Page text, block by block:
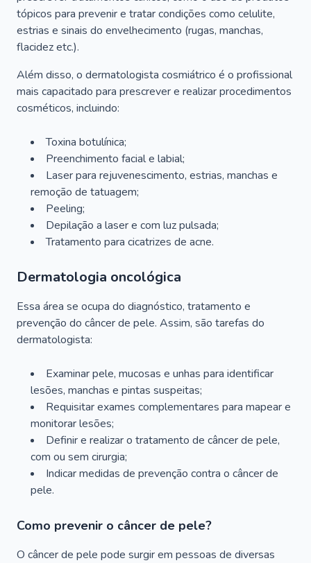
tópicos para prevenir e tratar condições como celulite,
estrias e sinais do envelhecimento (rugas, manchas,
flacidez etc.).
Além disso, o dermatologista cosmiátrico é o profissional
mais capacitado para prescrever e realizar procedimentos
cosméticos, incluindo:
Toxina botulínica;
Preenchimento facial e labial;
Laser para rejuvenescimento, estrias, manchas e
remoção de tatuagem;
Peeling;
Depilação a laser e com luz pulsada;
Tratamento para cicatrizes de acne.
Dermatologia oncológica
Essa área se ocupa do diagnóstico, tratamento e
prevenção do câncer de pele. Assim, são tarefas do
dermatologista:
Examinar pele, mucosas e unhas para identificar
lesões, manchas e pintas suspeitas;
Requisitar exames complementares para mapear e
monitorar lesões;
Definir e realizar o tratamento de câncer de pele,
com ou sem cirurgia;
Indicar medidas de prevenção contra o câncer de
pele.
Como prevenir o câncer de pele?
O câncer de pele pode surgir em pessoas de diversas